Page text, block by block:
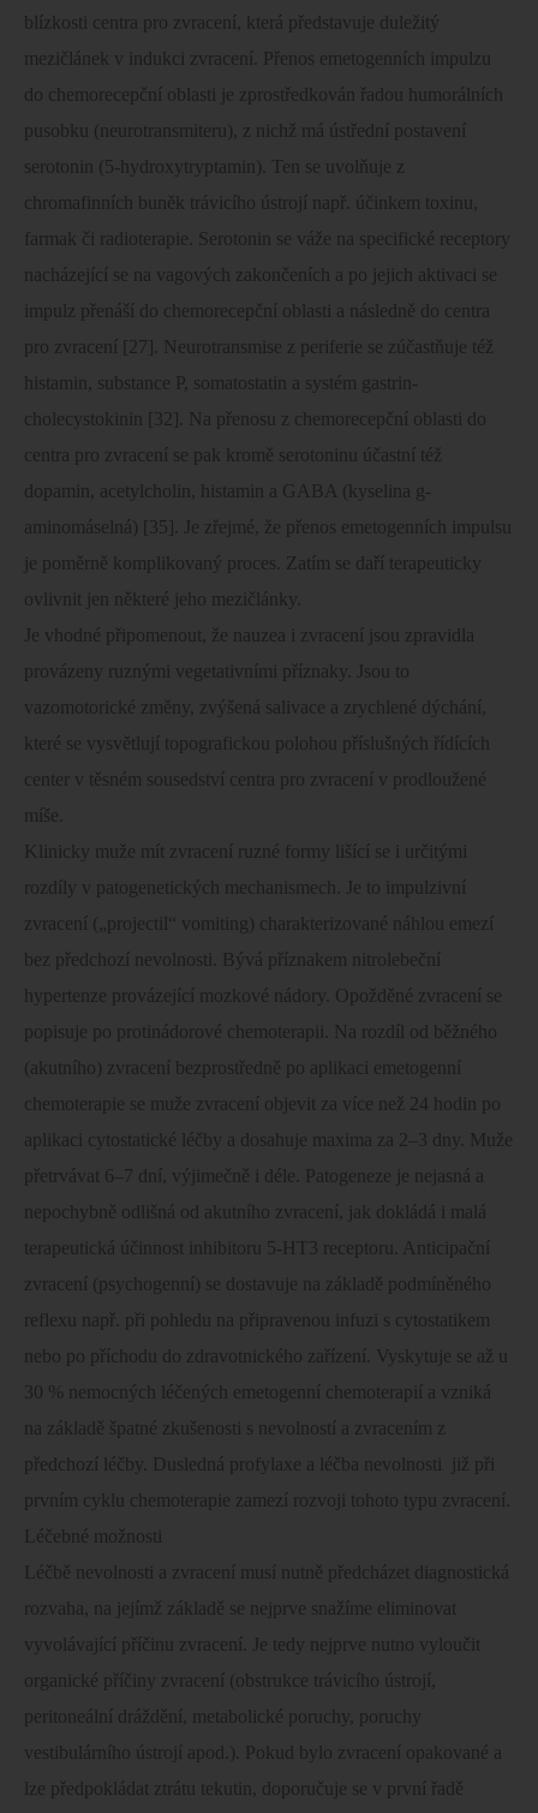
blízkosti centra pro zvracení, která představuje duležitý
mezičlánek v indukci zvracení. Přenos emetogenních impulzu
do chemorecepční oblasti je zprostředkován řadou humorálních
pusobku (neurotransmiteru), z nichž má ústřední postavení
serotonin (5-hydroxytryptamin). Ten se uvolňuje z
chromafinních buněk trávicího ústrojí např. účinkem toxinu,
farmak či radioterapie. Serotonin se váže na specifické receptory
nacházející se na vagových zakončeních a po jejich aktivaci se
impulz přenáší do chemorecepční oblasti a následně do centra
pro zvracení [27]. Neurotransmise z periferie se zúčastňuje též
histamin, substance P, somatostatin a systém gastrin-
cholecystokinin [32]. Na přenosu z chemorecepční oblasti do
centra pro zvracení se pak kromě serotoninu účastní též
dopamin, acetylcholin, histamin a GABA (kyselina g-
aminomáselná) [35]. Je zřejmé, že přenos emetogenních impulsu
je poměrně komplikovaný proces. Zatím se daří terapeuticky
ovlivnit jen některé jeho mezičlánky.
Je vhodné připomenout, že nauzea i zvracení jsou zpravidla
provázeny ruznými vegetativními příznaky. Jsou to
vazomotorické změny, zvýšená salivace a zrychlené dýchání,
které se vysvětlují topografickou polohou příslušných řídících
center v těsném sousedství centra pro zvracení v prodloužené
míše.
Klinicky muže mít zvracení ruzné formy lišící se i určitými
rozdíly v patogenetických mechanismech. Je to impulzivní
zvracení („projectil“ vomiting) charakterizované náhlou emezí
bez předchozí nevolnosti. Bývá příznakem nitrolebeční
hypertenze provázející mozkové nádory. Opožděné zvracení se
popisuje po protinádorové chemoterapii. Na rozdíl od běžného
(akutního) zvracení bezprostředně po aplikaci emetogenní
chemoterapie se muže zvracení objevit za více než 24 hodin po
aplikaci cytostatické léčby a dosahuje maxima za 2–3 dny. Muže
přetrvávat 6–7 dní, výjimečně i déle. Patogeneze je nejasná a
nepochybně odlišná od akutního zvracení, jak dokládá i malá
terapeutická účinnost inhibitoru 5-HT3 receptoru. Anticipační
zvracení (psychogenní) se dostavuje na základě podmíněného
reflexu např. při pohledu na připravenou infuzi s cytostatikem
nebo po příchodu do zdravotnického zařízení. Vyskytuje se až u
30 % nemocných léčených emetogenní chemoterapií a vzniká
na základě špatné zkušenosti s nevolností a zvracením z
předchozí léčby. Dusledná profylaxe a léčba nevolnosti
již při
prvním cyklu chemoterapie zamezí rozvoji tohoto typu zvracení.
Léčebné možnosti
Léčbě nevolnosti a zvracení musí nutně předcházet diagnostická
rozvaha, na jejímž základě se nejprve snažíme eliminovat
vyvolávající příčinu zvracení. Je tedy nejprve nutno vyloučit
organické příčiny zvracení (obstrukce trávicího ústrojí,
peritoneální dráždění, metabolické poruchy, poruchy
vestibulárního ústrojí apod.). Pokud bylo zvracení opakované a
lze předpokládat ztrátu tekutin, doporučuje se v první řadě